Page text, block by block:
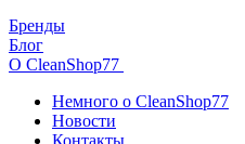
Бренды
Блог
О CleanShop77
Немного о CleanShop77
Новости
Контакты